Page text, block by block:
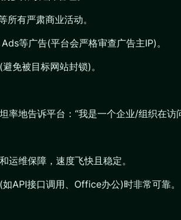
有严肃商业活动。
等广告(平台会严格审查广告主IP)。
免被目标网站封锁)。
率地告诉平台：“我是一个企业/组织在访
运维保障，速度飞快且稳定。
API接口调用、Office办公)时非常可靠。